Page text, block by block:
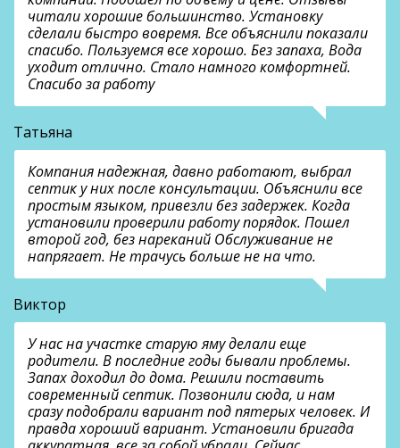
читали хорошие большинство. Установку
сделали быстро вовремя. Все объяснили показали
спасибо. Пользуемся все хорошо. Без запаха, Вода
уходит отлично. Стало намного комфортней.
Спасибо за работу
Татьяна
Компания надежная, давно работают, выбрал
септик у них после консультации. Объяснили все
простым языком, привезли без задержек. Когда
установили проверили работу порядок. Пошел
второй год, без нареканий Обслуживание не
напрягает. Не трачусь больше не на что.
Виктор
У нас на участке старую яму делали еще
родители. В последние годы бывали проблемы.
Запах доходил до дома. Решили поставить
современный септик. Позвонили сюда, и нам
сразу подобрали вариант под пятерых человек. И
правда хороший вариант. Установили бригада